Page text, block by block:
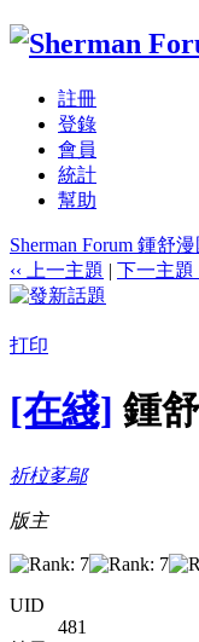
註冊
登錄
會員
統計
幫助
Sherman Forum 鍾舒
‹‹ 上一主題 | 下一主題
打印
[在綫] 鍾
祈柆茤鄔
版主
UID
481